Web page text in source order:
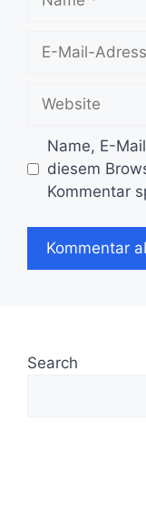
Website
Name, E-
diesem
Kommentar
Search